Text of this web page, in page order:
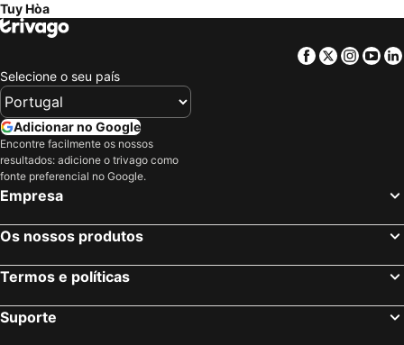
Tuy Hòa
Facebook
Twitter
Selecione o seu país
Adicionar no Google
Encontre facilmente os nossos
resultados: adicione o trivago como
fonte preferencial no Google.
Empresa
Os nossos produtos
Termos e políticas
Suporte